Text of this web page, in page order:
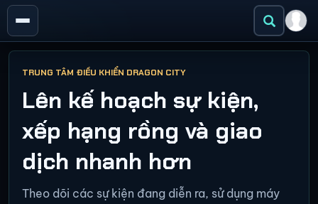
TRUNG TÂM ĐIỀU KHIỂN DRAGON CITY
Lên kế hoạch sự kiện,
xếp hạng rồng và giao
dịch nhanh hơn
Theo dõi các sự kiện đang diễn ra, sử dụng máy